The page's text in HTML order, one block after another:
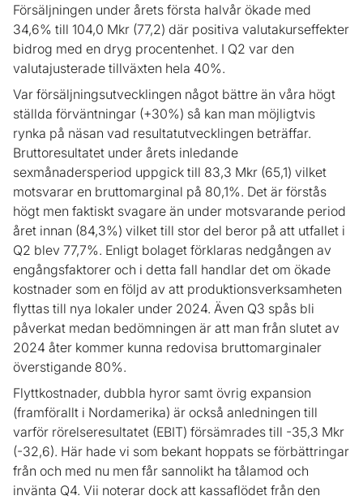
Försäljningen under årets första halvår ökade med
34,6% till 104,0 Mkr (77,2) där positiva valutakurseffekter
bidrog med en dryg procentenhet. I Q2 var den
valutajusterade tillväxten hela 40%.
Var försäljningsutvecklingen något bättre än våra högt
ställda förväntningar (+30%) så kan man möjligtvis
rynka på näsan vad resultatutvecklingen beträffar.
Bruttoresultatet under årets inledande
sexmånadersperiod uppgick till 83,3 Mkr (65,1) vilket
motsvarar en bruttomarginal på 80,1%. Det är förstås
högt men faktiskt svagare än under motsvarande period
året innan (84,3%) vilket till stor del beror på att utfallet i
Q2 blev 77,7%. Enligt bolaget förklaras nedgången av
engångsfaktorer och i detta fall handlar det om ökade
kostnader som en följd av att produktionsverksamheten
flyttas till nya lokaler under 2024. Även Q3 spås bli
påverkat medan bedömningen är att man från slutet av
2024 åter kommer kunna redovisa bruttomarginaler
överstigande 80%.
Flyttkostnader, dubbla hyror samt övrig expansion
(framförallt i Nordamerika) är också anledningen till
varför rörelseresultatet (EBIT) försämrades till -35,3 Mkr
(-32,6). Här hade vi som bekant hoppats se förbättringar
från och med nu men får sannolikt ha tålamod och
invänta Q4. Vii noterar dock att kassaflödet från den